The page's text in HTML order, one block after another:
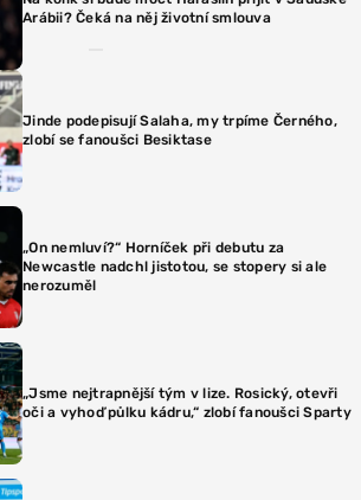
Arábii? Čeká na něj životní smlouva
Jinde podepisují Salaha, my trpíme Černého,
zlobí se fanoušci Besiktase
„On nemluví?“ Horníček při debutu za
Newcastle nadchl jistotou, se stopery si ale
nerozuměl
„Jsme nejtrapnější tým v lize. Rosický, otevři
oči a vyhoď půlku kádru,“ zlobí fanoušci Sparty